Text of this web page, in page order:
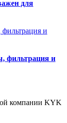
для
фильтрация и
компании KYK